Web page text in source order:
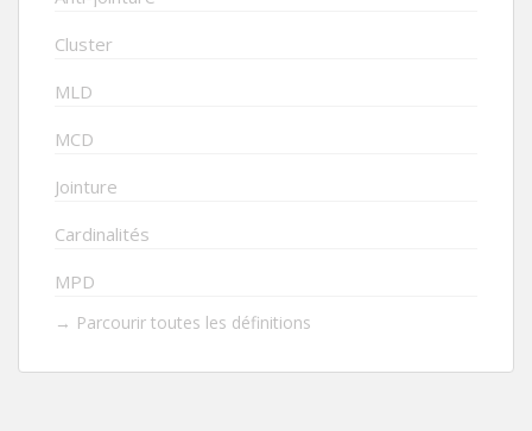
Cluster
MLD
MCD
Jointure
Cardinalités
MPD
→ Parcourir toutes les définitions